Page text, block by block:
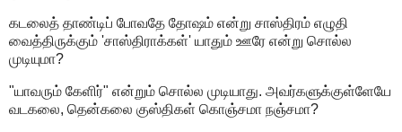
கடலைத் தாண்டிப் போவதே தோஷம் என்று சாஸ்திரம் எழுதி
வைத்திருக்கும் 'சாஸ்திராக்கள்' யாதும் ஊரே என்று சொல்ல
முடியுமா?
"யாவரும் கேளிர்" என்றும் சொல்ல முடியாது. அவர்களுக்குள்ளேயே
வடகலை, தென்கலை குஸ்திகள் கொஞ்சமா நஞ்சமா?